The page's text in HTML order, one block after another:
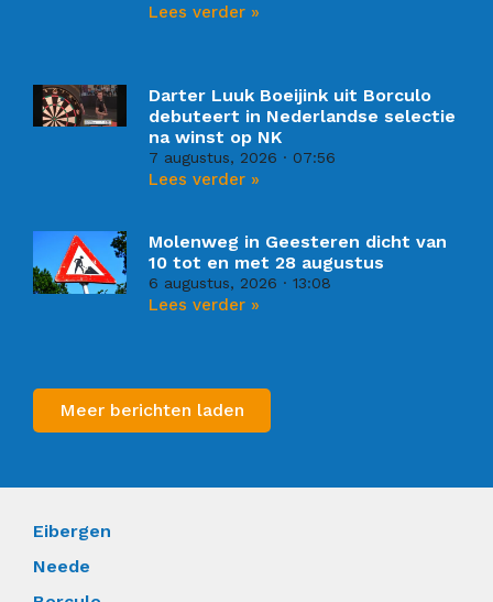
Lees verder »
Darter Luuk Boeijink uit Borculo
debuteert in Nederlandse selectie
na winst op NK
7 augustus, 2026 07:56
Lees verder »
Molenweg in Geesteren dicht van
10 tot en met 28 augustus
6 augustus, 2026 13:08
Lees verder »
Meer berichten laden
Eibergen
Neede